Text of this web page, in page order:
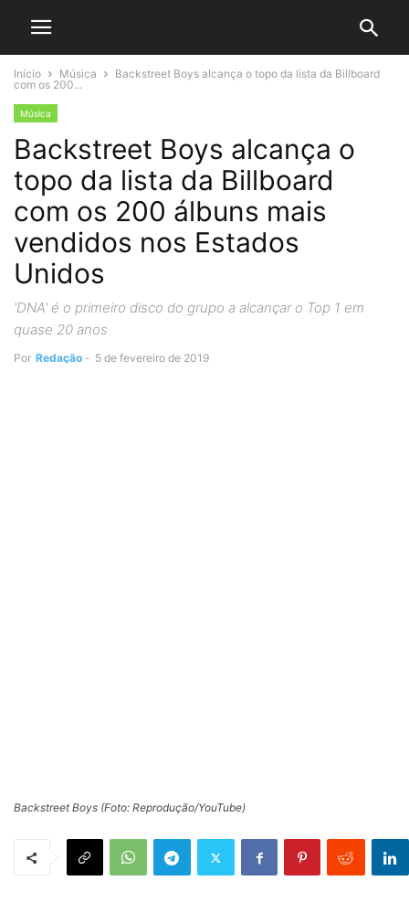
Início Música
Backstreet Boys alcança o topo da lista da Billboard
com os 200...
Música
Backstreet Boys alcança o
topo da lista da Billboard
com os 200 álbuns mais
vendidos nos Estados
Unidos
'DNA' é o primeiro disco do grupo a alcançar o Top 1 em
quase 20 anos
Por Redação - 5 de fevereiro de 2019
Backstreet Boys (Foto: Reprodução/YouTube)